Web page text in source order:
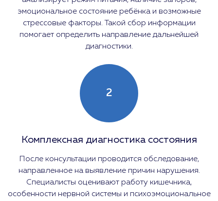
эмоциональное состояние ребёнка и возможные
стрессовые факторы. Такой сбор информации
помогает определить направление дальнейшей
диагностики.
2
Комплексная диагностика состояния
После консультации проводится обследование,
направленное на выявление причин нарушения.
Специалисты оценивают работу кишечника,
особенности нервной системы и психоэмоциональное